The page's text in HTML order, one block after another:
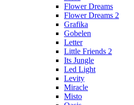
Flower Dreams
Flower Dreams 2
Grafika
Gobelen
Letter
Little Friends 2
Its Jungle
Led Light
Levity
Miracle
Misto